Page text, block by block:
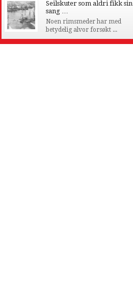
Seilskuter som aldri fikk sin
sang …
Noen rimsmeder har med
betydelig alvor forsøkt ...